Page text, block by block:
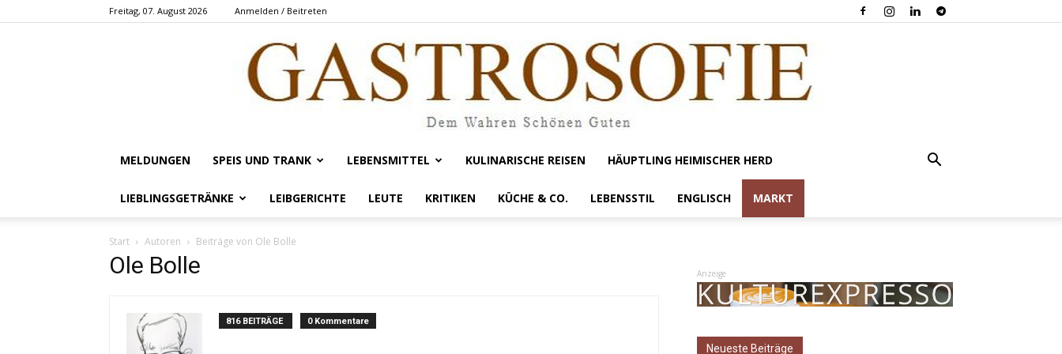
Freitag, 07. August 2026 Anmelden / Beitreten
Gastrosofie
MELDUNGEN SPEIS UND TRANK LEBENSMITTEL KULINARISCHE REISEN HÄUPTLING HEIMISCHER HERD
LIEBLINGSGETRÄNKE LEIBGERICHTE LEUTE KRITIKEN KÜCHE & CO. LEBENSSTIL ENGLISCH MARKT
Start Autoren Beiträge von Ole Bolle
Ole Bolle
816 BEITRÄGE 0 Kommentare
Anzeige
Neueste Beiträge